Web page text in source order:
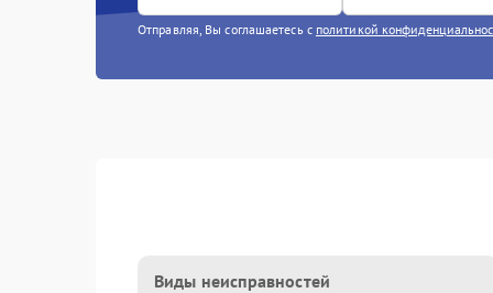
Отправляя, Вы соглашаетесь с политикой
Виды неисправностей